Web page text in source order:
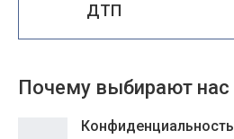
ДТП
Почему выбирают нас
Конфиденциальность